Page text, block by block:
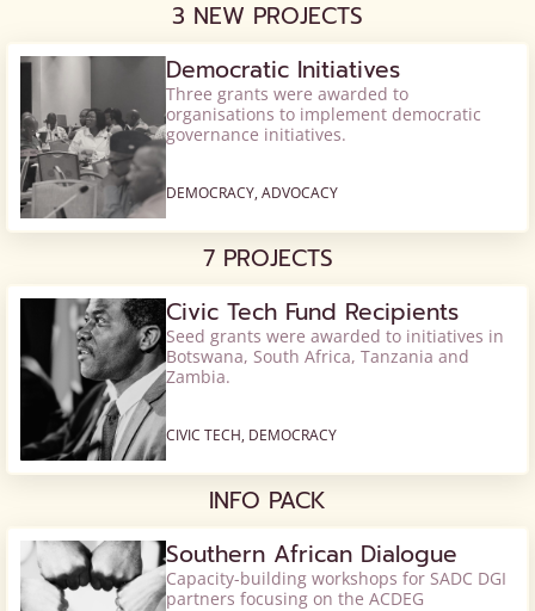
3 NEW PROJECTS
Democratic Initiatives
Three grants were awarded to
organisations to implement democratic
governance initiatives.
DEMOCRACY, ADVOCACY
7 PROJECTS
Civic Tech Fund Recipients
Seed grants were awarded to initiatives in
Botswana, South Africa, Tanzania and
Zambia.
CIVIC TECH, DEMOCRACY
INFO PACK
Southern African Dialogue
Capacity-building workshops for SADC DGI
partners focusing on the ACDEG